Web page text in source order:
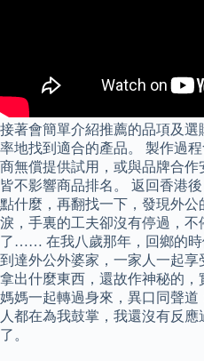
接著會簡單介紹推薦的品項及
率地找到適合的產品。 製作過
商無償提供試用，或與品牌合
皆不影響商品排名。 返回香港
點什麼，再翻找一下，發現外
淚，手裏的工夫卻沒有停過，不
了…… 在我八歲那年，回鄉的時
到達外公外婆家，一家人一起
拿出什麼東西，還故作神秘的
媽媽一起轉過身來，異口同聲
人都在為我鼓掌，我還沒有反
了。